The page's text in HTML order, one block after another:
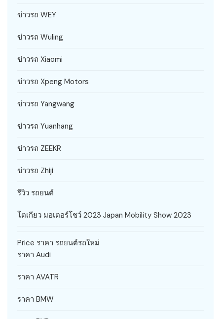
ข่าวรถ WEY
ข่าวรถ Wuling
ข่าวรถ Xiaomi
ข่าวรถ Xpeng Motors
ข่าวรถ Yangwang
ข่าวรถ Yuanhang
ข่าวรถ ZEEKR
ข่าวรถ Zhiji
รีวิว รถยนต์
โตเกียว มอเตอร์โชว์ 2023 Japan Mobility Show 2023
Price ราคา รถยนต์รถใหม่
ราคา Audi
ราคา AVATR
ราคา BMW